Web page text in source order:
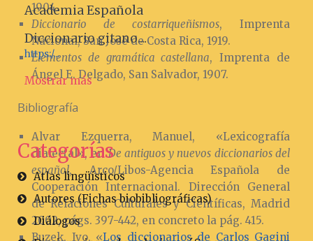
1904.
Diccionario de costarriqueñismos, Imprenta
Nacional, San José de Costa Rica, 1919.
Elementos de gramática castellana, Imprenta de
Ángel E. Delgado, San Salvador, 1907.
Bibliografía
Alvar Ezquerra, Manuel, «Lexicografía
dialectal», enDe antiguos y nuevos diccionarios del
español, Arco/Libos-Agencia Española de
Cooperación Internacional. Dirección General
de Relaciones Culturales y Científicas, Madrid
2002, págs. 397-442, en concreto la pág. 415.
Buzek, Ivo, «Los diccionarios de Carlos Gagini
Academia Española
Diccionario gitano....
https:/...
Mostrar más
Categorías
Atlas lingüísticos
Autores (Fichas biobibliográficas)
Diálogos